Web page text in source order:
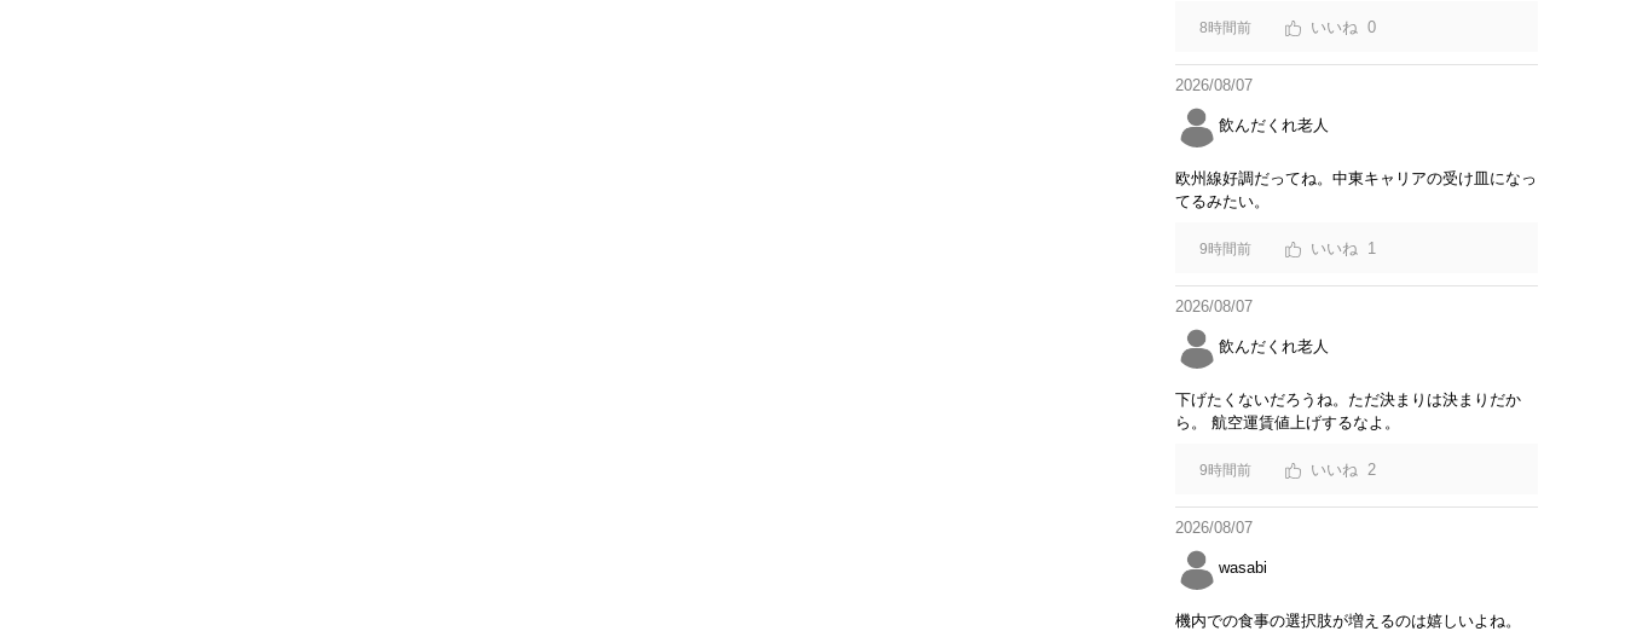
8時間前 0
2026/08/07
飲んだくれ老人
欧州線好調だってね。中東キャリアの受け皿になっ
てるみたい。
9時間前 1
2026/08/07
飲んだくれ老人
下げたくないだろうね。ただ決まりは決まりだか
ら。 航空運賃値上げするなよ。
9時間前 2
2026/08/07
wasabi
機内での食事の選択肢が増えるのは嬉しいよね。